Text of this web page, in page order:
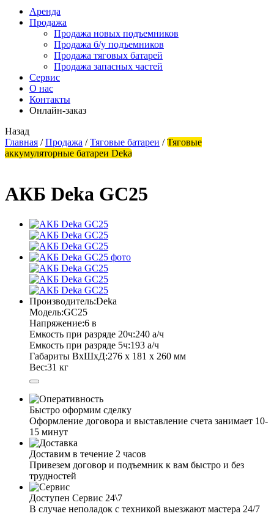
Аренда
Продажа
Продажа новых подъемников
Продажа б/у подъемников
Продажа тяговых батарей
Продажа запасных частей
Сервис
О нас
Контакты
Онлайн-заказ
Назад
Главная / Продажа / Тяговые батареи / Тяговые
аккумуляторные батареи Deka
АКБ Deka GC25
Производитель:Deka
Модель:GC25
Напряжение:6 в
Емкость при разряде 20ч:240 а/ч
Емкость при разряде 5ч:193 а/ч
Габариты ВхШхД:276 х 181 х 260 мм
Вес:31 кг
Быстро оформим сделку
Оформление договора и выставление счета занимает 10-
15 минут
Доставим в течение 2 часов
Привезем договор и подъемник к вам быстро и без
трудностей
Доступен Сервис 24\7
В случае неполадок с техникой выезжают мастера 24/7